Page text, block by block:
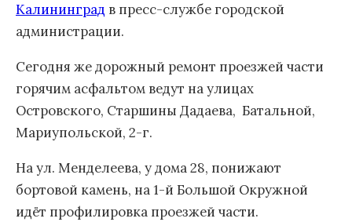
Калининград в пресс-службе городской
администрации.
Сегодня же дорожный ремонт проезжей части
горячим асфальтом ведут на улицах
Островского, Старшины Дадаева, Батальной,
Мариупольской, 2-г.
На ул. Менделеева, у дома 28, понижают
бортовой камень, на 1-й Большой Окружной
идёт профилировка проезжей части.